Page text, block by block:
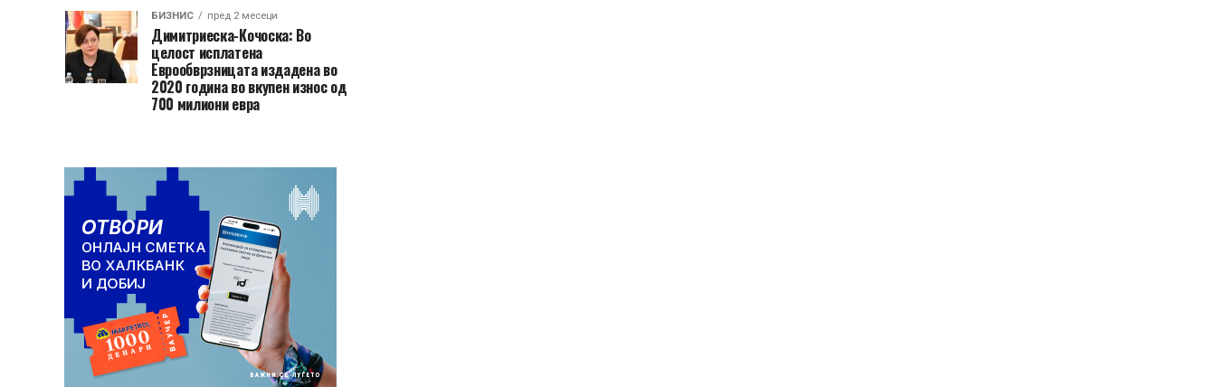
БИЗНИС пред 2 месеци
Димитриеска-Кочоска: Во
целост исплатена
Еврообврзницата издадена во
2020 година во вкупен износ од
700 милиони евра